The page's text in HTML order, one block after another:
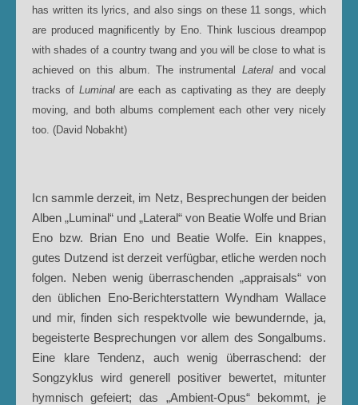
has written its lyrics, and also sings on these 11 songs, which
are produced magnificently by Eno. Think luscious dreampop
with shades of a country twang and you will be close to what is
achieved on this album. The instrumental Lateraland vocal
tracks of Luminalare each as captivating as they are deeply
moving, and both albums complement each other very nicely
too. (David Nobakht)
Icn sammle derzeit, im Netz, Besprechungen der beiden
Alben „Luminal“ und „Lateral“ von Beatie Wolfe und Brian
Eno bzw. Brian Eno und Beatie Wolfe. Ein knappes,
gutes Dutzend ist derzeit verfügbar, etliche werden noch
folgen. Neben wenig überraschenden „appraisals“ von
den üblichen Eno-Berichterstattern Wyndham Wallace
und mir, finden sich respektvolle wie bewundernde, ja,
begeisterte Besprechungen vor allem des Songalbums.
Eine klare Tendenz, auch wenig überraschend: der
Songzyklus wird generell positiver bewertet, mitunter
hymnisch gefeiert; das „Ambient-Opus“ bekommt, je